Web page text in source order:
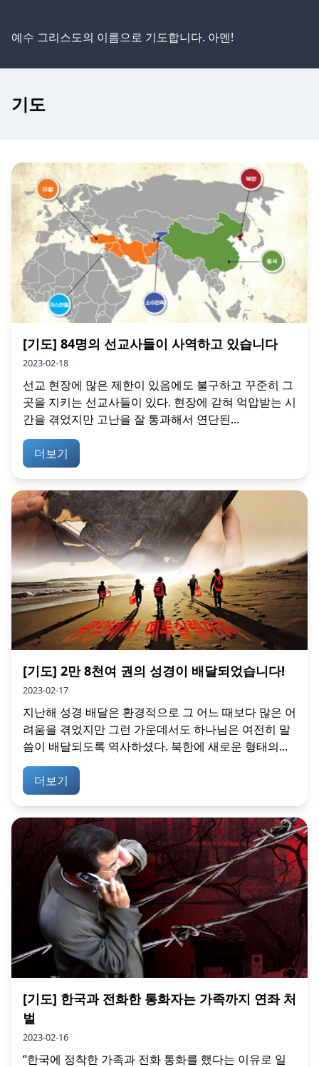
예수 그리스도의 이름으로 기도합니다. 아멘!
기도
[기도] 84명의 선교사들이 사역하고 있습니다
2023-02-18
선교 현장에 많은 제한이 있음에도 불구하고 꾸준히 그
곳을 지키는 선교사들이 있다. 현장에 갇혀 억압받는 시
간을 겪었지만 고난을 잘 통과해서 연단된...
더보기
[기도] 2만 8천여 권의 성경이 배달되었습니다!
2023-02-17
지난해 성경 배달은 환경적으로 그 어느 때보다 많은 어
려움을 겪었지만 그런 가운데서도 하나님은 여전히 말
씀이 배달되도록 역사하셨다. 북한에 새로운 형태의...
더보기
[기도] 한국과 전화한 통화자는 가족까지 연좌 처
벌
2023-02-16
“한국에 정착한 가족과 전화 통화를 했다는 이유로 일